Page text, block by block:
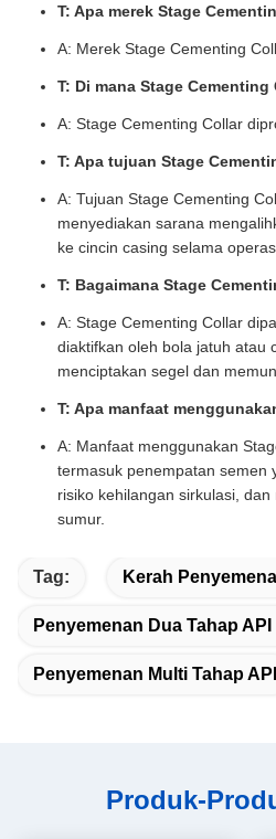
T: Apa merek Stage
A: Merek Stage Cementing
T: Di mana Stage
A: Stage Cementing Collar
T: Apa tujuan Stage
A: Tujuan Stage Cementing
menyediakan sarana
ke cincin casing selama
T: Bagaimana Stage
A: Stage Cementing Collar
diaktifkan oleh bola jatuh atau
menciptakan segel dan
T: Apa manfaat
A: Manfaat menggunakan
termasuk penempatan semen
risiko kehilangan sirkulasi,
sumur.
Tag: Kerah
Penyemenan Dua Tahap API
Penyemenan Multi Tahap API
Produk-